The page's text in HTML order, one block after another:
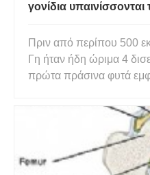
γονίδια
Πριν από περίπου 500
Γη ήταν ήδη ώριμα 4
πρώτα πράσινα φυτά
από τα μεγάλα μυστήρια
τότε, η χερσαία γη
ζωή. Τα πρώτα πρ